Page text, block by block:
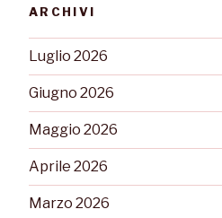
ARCHIVI
Luglio 2026
Giugno 2026
Maggio 2026
Aprile 2026
Marzo 2026